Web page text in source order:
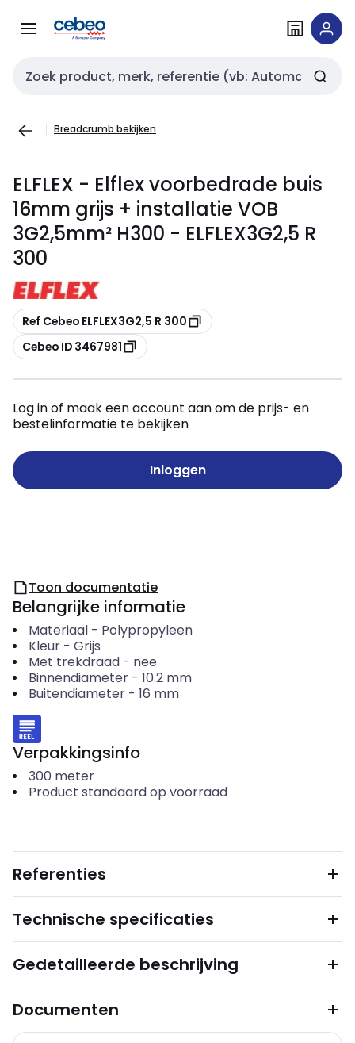
naar
naar
Zoekveld invoer
Breadcrumb bekijken
ELFLEX - Elflex voorbedrade buis
16mm grijs + installatie VOB
3G2,5mm² H300 - ELFLEX3G2,5 R
300
Kopiëren
Ref Cebeo ELFLEX3G2,5 R 300
Kopiëren
Cebeo ID 3467981
Log in of maak een account aan om de prijs- en
bestelinformatie te bekijken
Inloggen
Toon documentatie
Belangrijke informatie
Materiaal- Polypropyleen
Kleur- Grijs
Met trekdraad- nee
Binnendiameter- 10.2 mm
Buitendiameter- 16 mm
Verpakkingsinfo
300 meter
Product standaard op voorraad
Referenties
Technische specificaties
Gedetailleerde beschrijving
Documenten